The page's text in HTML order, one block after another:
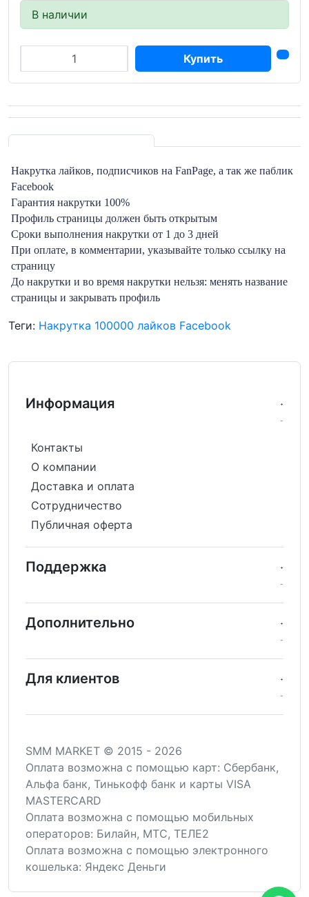
В наличии
Купить
Накрутка лайков, подписчиков на FanPage, а так же паблик
Facebook
Гарантия накрутки 100%
Профиль страницы должен быть открытым
Сроки выполнения накрутки от 1 до 3 дней
При оплате, в комментарии, указывайте только ссылку на
страницу
До накрутки и во время накрутки нельзя: менять название
страницы и закрывать профиль
Теги: Накрутка 100000 лайков Facebook
Информация
Контакты
О компании
Доставка и оплата
Сотрудничество
Публичная оферта
Поддержка
Дополнительно
Для клиентов
SMM MARKET © 2015 - 2026
Оплата возможна c помощью карт: Сбербанк,
Альфа банк, Тинькофф банк и карты VISA
MASTERCARD
Оплата возможна с помощью мобильных
операторов: Билайн, МТС, ТЕЛЕ2
Оплата возможна с помощью электронного
кошелька: Яндекс Деньги